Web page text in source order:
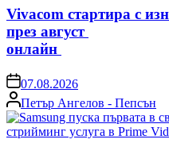
Vivacom стартира с
през август
онлайн
on07.08.2026
Posted
by
Петър Ангелов - Пепсън